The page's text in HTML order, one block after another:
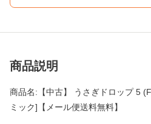
商品説明
商品名:【中古】 うさぎドロップ 5
ミック]【メール便送料無料】